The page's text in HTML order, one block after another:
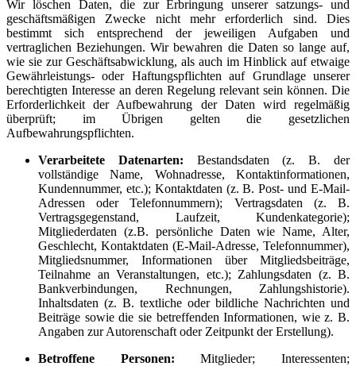
Wir löschen Daten, die zur Erbringung unserer satzungs- und
geschäftsmäßigen Zwecke nicht mehr erforderlich sind. Dies
bestimmt sich entsprechend der jeweiligen Aufgaben und
vertraglichen Beziehungen. Wir bewahren die Daten so lange auf,
wie sie zur Geschäftsabwicklung, als auch im Hinblick auf etwaige
Gewährleistungs- oder Haftungspflichten auf Grundlage unserer
berechtigten Interesse an deren Regelung relevant sein können. Die
Erforderlichkeit der Aufbewahrung der Daten wird regelmäßig
überprüft; im Übrigen gelten die gesetzlichen
Aufbewahrungspflichten.
Verarbeitete Datenarten: Bestandsdaten (z. B. der
vollständige Name, Wohnadresse, Kontaktinformationen,
Kundennummer, etc.); Kontaktdaten (z. B. Post- und E-Mail-
Adressen oder Telefonnummern); Vertragsdaten (z. B.
Vertragsgegenstand, Laufzeit, Kundenkategorie);
Mitgliederdaten (z.B. persönliche Daten wie Name, Alter,
Geschlecht, Kontaktdaten (E-Mail-Adresse, Telefonnummer),
Mitgliedsnummer, Informationen über Mitgliedsbeiträge,
Teilnahme an Veranstaltungen, etc.); Zahlungsdaten (z. B.
Bankverbindungen, Rechnungen, Zahlungshistorie).
Inhaltsdaten (z. B. textliche oder bildliche Nachrichten und
Beiträge sowie die sie betreffenden Informationen, wie z. B.
Angaben zur Autorenschaft oder Zeitpunkt der Erstellung).
Betroffene Personen: Mitglieder; Interessenten;